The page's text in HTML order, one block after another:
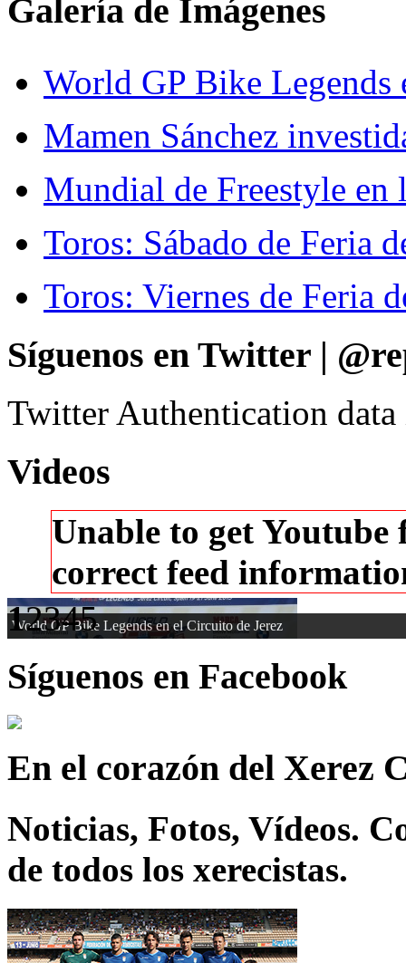
Galería de Imágenes
World GP Bike Legends
Mamen Sánchez
Mundial de Freestyle en
Toros: Sábado de Feria
Toros: Viernes de Feria
Síguenos en Twitter |
Twitter Authentication
Videos
Unable to get
correct feed
World GP Bike Legends en el Circuito de Jerez
12345
Síguenos en Facebook
En el corazón del Xerez
Noticias, Fotos, Vídeos.
de todos los xerecistas.